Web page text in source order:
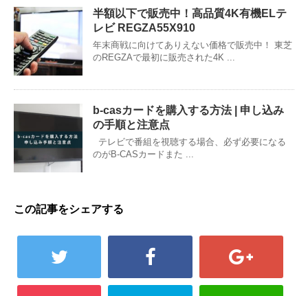
半額以下で販売中！高品質4K有機ELテ
レビ REGZA55X910
年末商戦に向けてありえない価格で販売中！ 東芝
のREGZAで最初に販売された4K ...
b-casカードを購入する方法 | 申し込み
の手順と注意点
テレビで番組を視聴する場合、必ず必要になる
のがB-CASカードまた ...
この記事をシェアする